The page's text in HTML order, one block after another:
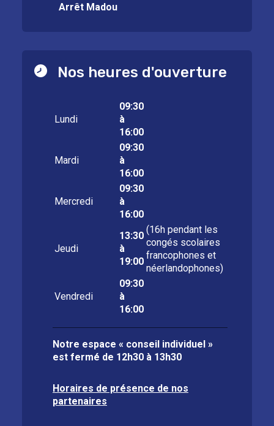
Arrêt Madou
Nos heures d'ouverture
Lundi
09:30
à
16:00
Mardi
09:30
à
16:00
Mercredi
09:30
à
16:00
Jeudi
13:30
à
19:00
(16h pendant les
congés scolaires
francophones et
néerlandophones)
Vendredi
09:30
à
16:00
Notre espace « conseil individuel »
est fermé de 12h30 à 13h30
Horaires de présence de nos
partenaires